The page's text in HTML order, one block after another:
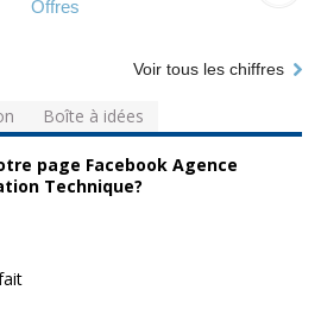
Offres
Voir tous les chiffres
Boîte à idées
page Facebook Agence
Technique?